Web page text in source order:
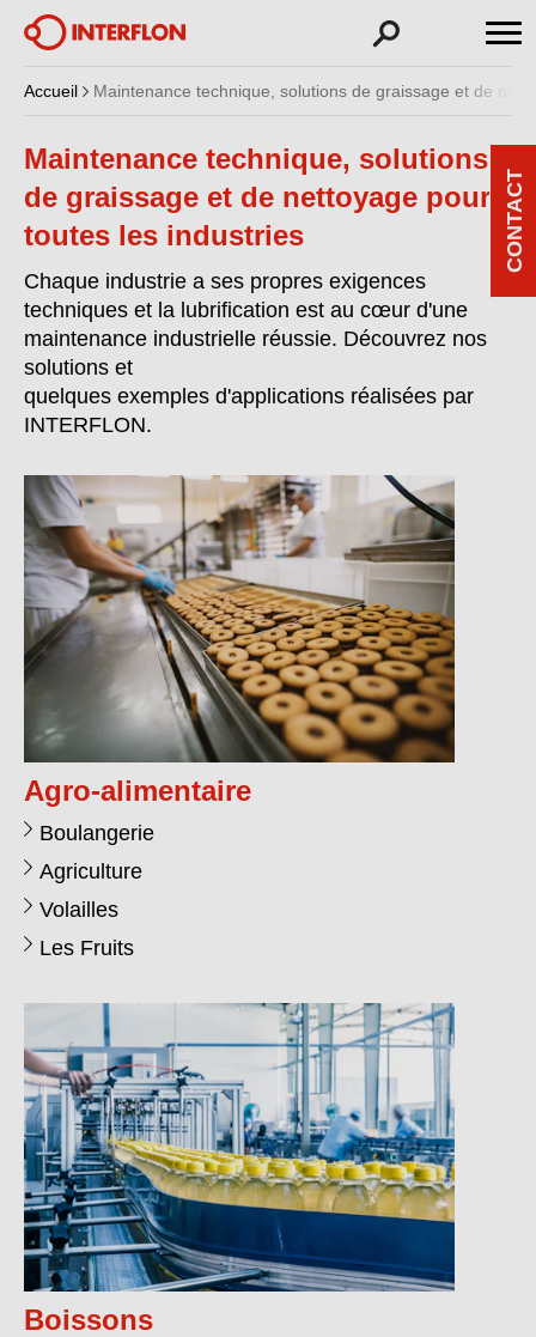
Accueil Maintenance technique, solutions de graissage et de
Maintenance technique, solutions
de graissage et de nettoyage pour
toutes les industries
Chaque industrie a ses propres exigences
techniques et la lubrification est au cœur d'une
maintenance industrielle réussie. Découvrez nos
solutions et
quelques exemples d'applications réalisées par
INTERFLON.
Agro-alimentaire
Boulangerie
Agriculture
Volailles
Les Fruits
Boissons
CONTACT